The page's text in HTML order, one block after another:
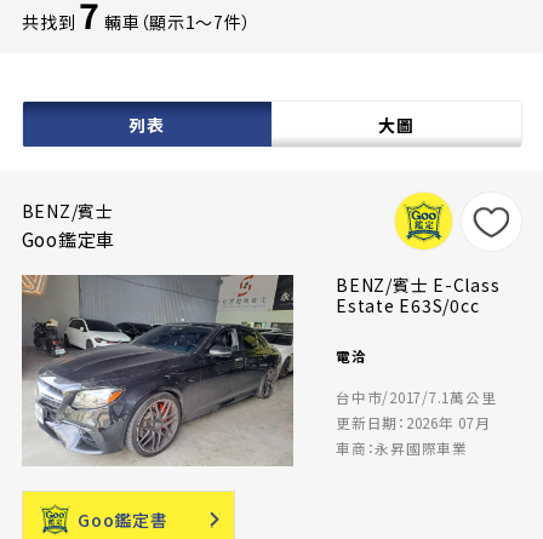
共找到 7 輛車（顯示1〜7件）
列表 大圖
BENZ/賓士
Goo鑑定車
BENZ/賓士 E-Class
Estate E63S/0cc
電洽
台中市/2017/7.1萬公里
更新日期：2026年 07月
車商：永昇國際車業
Goo鑑定書